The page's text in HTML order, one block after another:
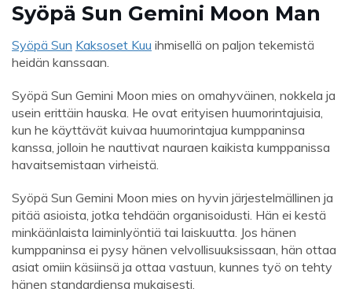
Syöpä Sun Gemini Moon Man
Syöpä Sun Kaksoset Kuu ihmisellä on paljon tekemistä
heidän kanssaan.
Syöpä Sun Gemini Moon mies on omahyväinen, nokkela ja
usein erittäin hauska. He ovat erityisen huumorintajuisia,
kun he käyttävät kuivaa huumorintajua kumppaninsa
kanssa, jolloin he nauttivat nauraen kaikista kumppanissa
havaitsemistaan ​​virheistä.
Syöpä Sun Gemini Moon mies on hyvin järjestelmällinen ja
pitää asioista, jotka tehdään organisoidusti. Hän ei kestä
minkäänlaista laiminlyöntiä tai laiskuutta. Jos hänen
kumppaninsa ei pysy hänen velvollisuuksissaan, hän ottaa
asiat omiin käsiinsä ja ottaa vastuun, kunnes työ on tehty
hänen standardiensa mukaisesti.